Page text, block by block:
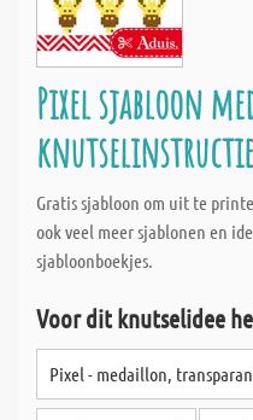
Pixel sjabloon
knutselinstructie
Gratis sjabloon om uit te
ook veel meer sjablonen en
sjabloonboekjes.
Voor dit knutselidee
Pixel - medaillon,